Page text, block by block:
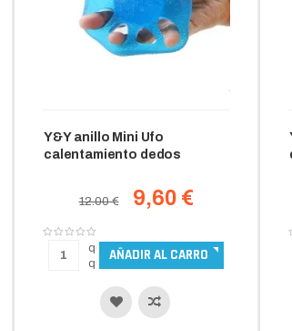
Y&Y anillo Mini Ufo
calentamiento dedos
12.00 € 9,60 €